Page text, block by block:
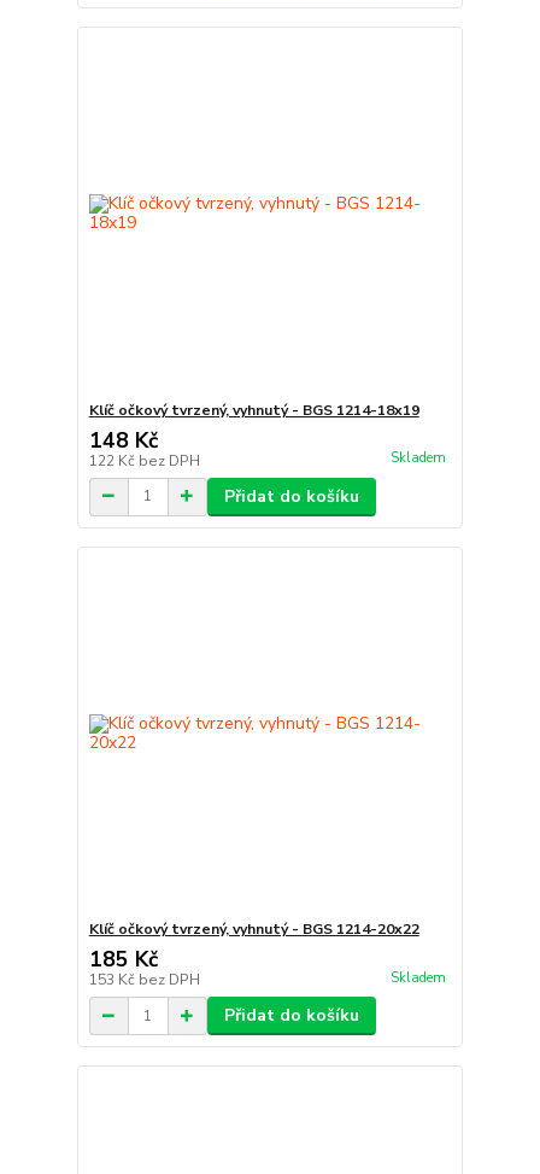
Klíč očkový tvrzený, vyhnutý - BGS 1214-18x19
148 Kč
122 Kč bez DPH Skladem
Přidat do košíku
Klíč očkový tvrzený, vyhnutý - BGS 1214-20x22
185 Kč
153 Kč bez DPH Skladem
Přidat do košíku